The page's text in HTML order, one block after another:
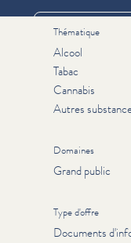
Thématique
Alcool
Tabac
Cannabis
Autres
Domaines
Grand public
Type d'offre
Documents